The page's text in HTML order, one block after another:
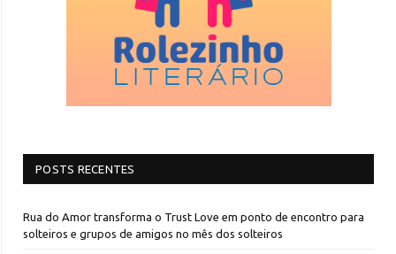
POSTS RECENTES
Rua do Amor transforma o Trust Love em ponto de encontro para
solteiros e grupos de amigos no mês dos solteiros